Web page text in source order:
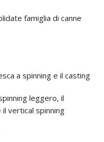
famiglia di canne
a spinning e il casting
leggero, il
vertical spinning